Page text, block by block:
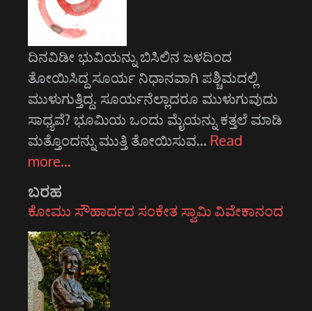
ದಿನವಿಡೀ ಭುವಿಯನ್ನು ಬಿಸಿಲಿನ ಜಳದಿಂದ
ತೋಯಿಸಿದ್ದ ಸೂರ್ಯ ನಿಧಾನವಾಗಿ ಪಶ್ಚಿಮದಲ್ಲಿ
ಮುಳುಗುತ್ತಿದ್ದ. ಸೂರ್ಯನೆಲ್ಲಾದರೂ ಮುಳುಗುವುದು
ಸಾಧ್ಯವೆ? ಭೂಮಿಯ ಒಂದು ಮೈಯನ್ನು ಕತ್ತಲೆ ಮಾಡಿ
ಮತ್ತೊಂದನ್ನು ಮುತ್ತಿ ತೋಯಿಸುವ… Read
more…
ಬರಹ
ಕೋಮು ಸೌಹಾರ್ದದ ಸಂಕೇತ ಸ್ವಾಮಿ ವಿವೇಕಾನಂದ